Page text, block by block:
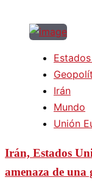
Irán
Mundo
Unión
Irán, Estados
amenaza de